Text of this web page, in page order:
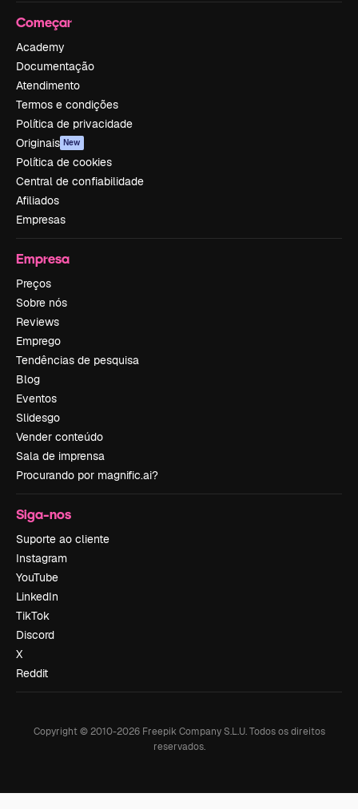
Começar
Academy
Documentação
Atendimento
Termos e condições
Política de privacidade
Originais New
Política de cookies
Central de confiabilidade
Afiliados
Empresas
Empresa
Preços
Sobre nós
Reviews
Emprego
Tendências de pesquisa
Blog
Eventos
Slidesgo
Vender conteúdo
Sala de imprensa
Procurando por magnific.ai?
Siga-nos
Suporte ao cliente
Instagram
YouTube
LinkedIn
TikTok
Discord
X
Reddit
Copyright © 2010-2026Freepik Company S.L.U. Todos os direitos
reservados.